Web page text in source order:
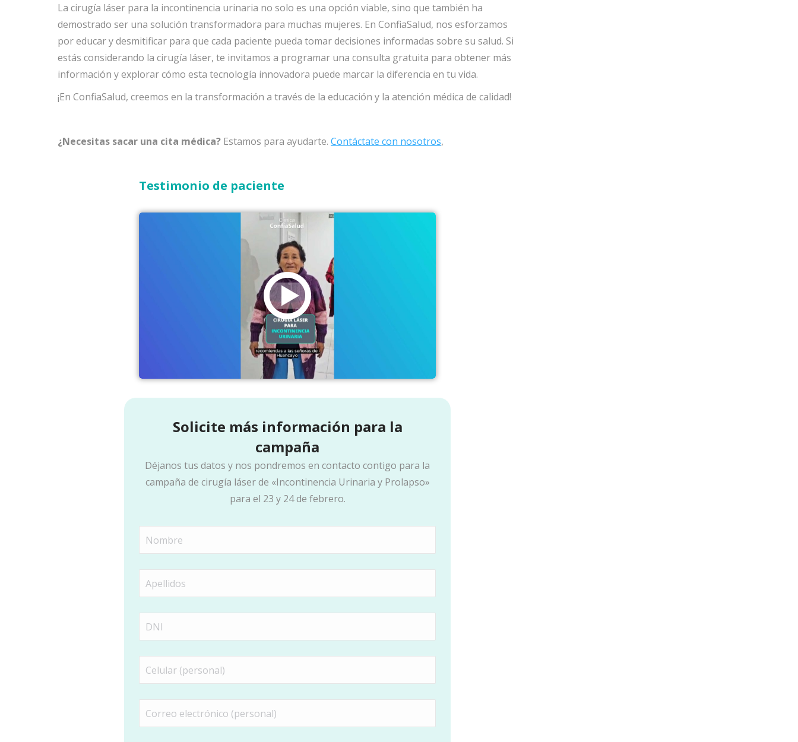
La cirugía láser para la incontinencia urinaria no solo es una opción viable, sino que también ha
demostrado ser una solución transformadora para muchas mujeres. En ConfiaSalud, nos esforzamos
por educar y desmitificar para que cada paciente pueda tomar decisiones informadas sobre su salud. Si
estás considerando la cirugía láser, te invitamos a programar una consulta gratuita para obtener más
información y explorar cómo esta tecnología innovadora puede marcar la diferencia en tu vida.
¡En ConfiaSalud, creemos en la transformación a través de la educación y la atención médica de calidad!
¿Necesitas sacar una cita médica? Estamos para ayudarte. Contáctate con nosotros,
Testimonio de paciente
Solicite más información para la
campaña
Déjanos tus datos y nos pondremos en contacto contigo para la
campaña de cirugía láser de «Incontinencia Urinaria y Prolapso»
para el 23 y 24 de febrero.
(Obligatorio)
(Obligatorio)